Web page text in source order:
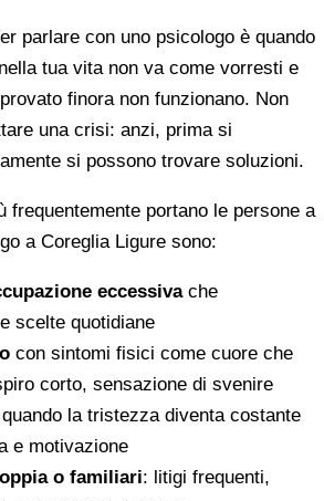
parlare con uno psicologo è quando
tua vita non va come vorresti e
finora non funzionano. Non
una crisi: anzi, prima si
si possono trovare soluzioni.
frequentemente portano le persone a
a Coreglia Ligure sono:
eccessivache
scelte quotidiane
con sintomi fisici come cuore che
corto, sensazione di svenire
la tristezza diventa costante
e motivazione
o familiari: litigi frequenti,